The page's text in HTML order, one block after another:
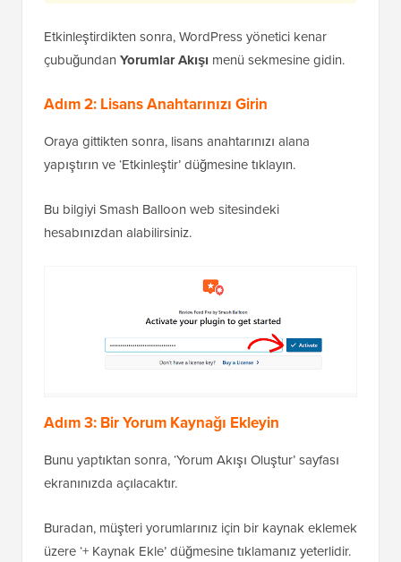
Etkinleştirdikten sonra, WordPress yönetici kenar
çubuğundan Yorumlar Akışı menü sekmesine gidin.
Adım 2: Lisans Anahtarınızı Girin
Oraya gittikten sonra, lisans anahtarınızı alana
yapıştırın ve ‘Etkinleştir’ düğmesine tıklayın.
Bu bilgiyi Smash Balloon web sitesindeki
hesabınızdan alabilirsiniz.
Adım 3: Bir Yorum Kaynağı Ekleyin
Bunu yaptıktan sonra, ‘Yorum Akışı Oluştur’ sayfası
ekranınızda açılacaktır.
Buradan, müşteri yorumlarınız için bir kaynak eklemek
üzere ‘+ Kaynak Ekle’ düğmesine tıklamanız yeterlidir.